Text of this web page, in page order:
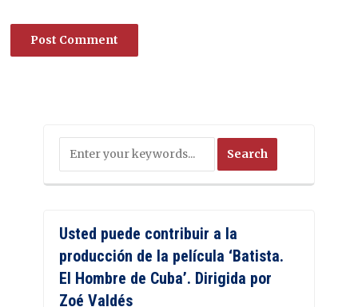
Usted puede contribuir a la
producción de la película ‘Batista.
El Hombre de Cuba’. Dirigida por
Zoé Valdés